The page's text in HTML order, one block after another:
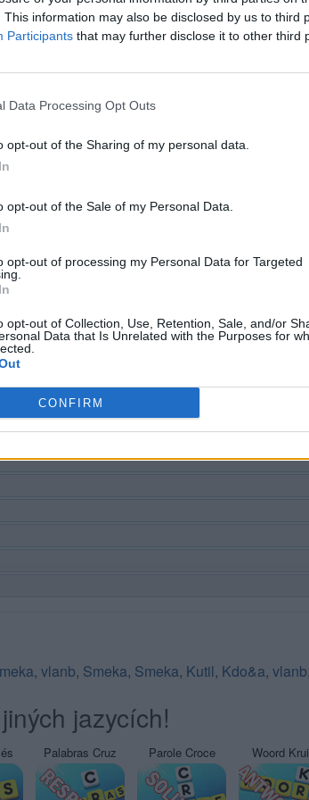
This information may also be disclosed by us to third
Participants that may further disclose it to other third
Data Processing Opt Outs
opt-out of the Sharing of my personal data.
opt-out of the Sale of my Personal Data.
opt-out of processing my Personal Data for Targeted
opt-out of Collection, Use, Retention, Sale, and/or
Data that Is Unrelated with the Purposes for
CONFIRM
ale doporučujeme použít vyhledávání
, vlanb, Smeka, Smeka, Kutil, Kdo&a, vlanb,
jazycích!
Palabras Cruz Parole Croce Woord